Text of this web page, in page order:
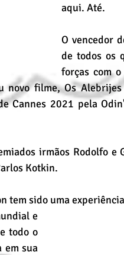
aqui. Até.
O vencedor
de todos os
forças com
novo filme, Os
Cannes 2021 pela
irmãos Rodolfo e
Kotkin.
tem sido uma
todo o
em sua